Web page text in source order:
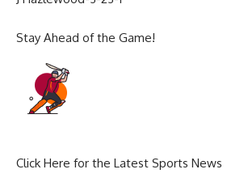
Stay Ahead of the Game!
Click Here for the Latest Sports News